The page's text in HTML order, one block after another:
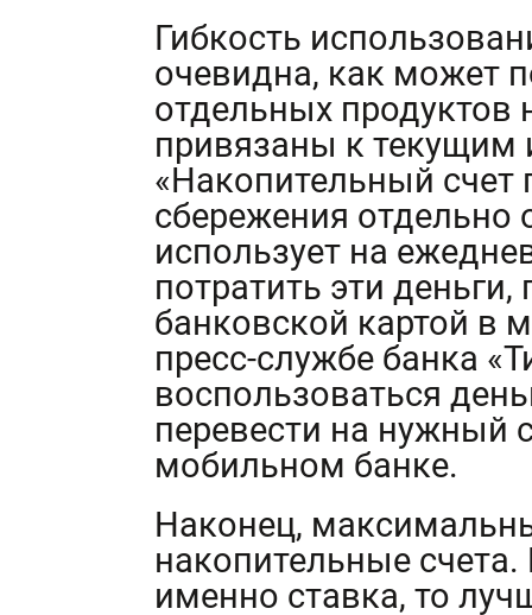
Гибкость
очевидна, как может
отдельных продуктов
привязаны к текущим
«Накопительный счет
сбережения отдельно
использует на
потратить эти
банковской картой в
пресс-службе банка
воспользоваться
перевести на нужный
мобильном банке.
Наконец,
накопительные
именно ставка, то